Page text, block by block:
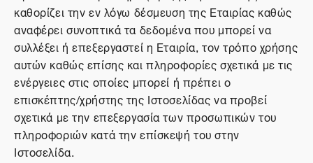
καθορίζει την εν λόγω δέσμευση της Εταιρίας καθώς
αναφέρει συνοπτικά τα δεδομένα που μπορεί να
συλλέξει ή επεξεργαστεί η Εταιρία, τον τρόπο χρήσης
αυτών καθώς επίσης και πληροφορίες σχετικά με τις
ενέργειες στις οποίες μπορεί ή πρέπει ο
επισκέπτης/χρήστης της Ιστοσελίδας να προβεί
σχετικά με την επεξεργασία των προσωπικών του
πληροφοριών κατά την επίσκεψή του στην
Ιστοσελίδα.